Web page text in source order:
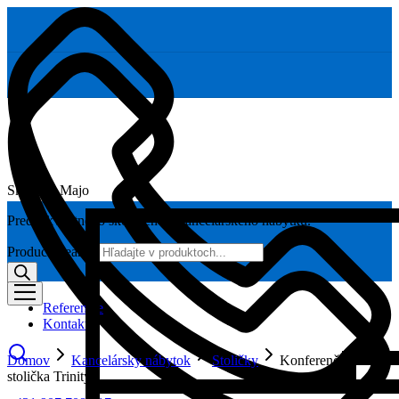
Skoláčik Majo
Predaj kvalitného školského a kancelárskeho nábytku.
Products search
Referencie
Kontakt
Domov Kancelársky nábytok Stoličky
Konferenčná
stolička Trinity